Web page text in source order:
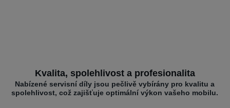
Kvalita, spolehlivost a profesionalita
Nabízené servisní díly jsou pečlivě vybírány pro kvalitu a
spolehlivost, což zajišťuje optimální výkon vašeho mobilu.